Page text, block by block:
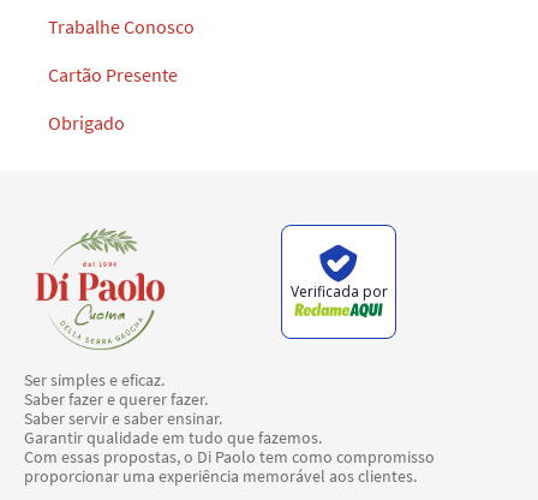
Trabalhe Conosco
Cartão Presente
Obrigado
Verificada por
Ser simples e eficaz.
Saber fazer e querer fazer.
Saber servir e saber ensinar.
Garantir qualidade em tudo que fazemos.
Com essas propostas, o Di Paolo tem como compromisso
proporcionar uma experiência memorável aos clientes.